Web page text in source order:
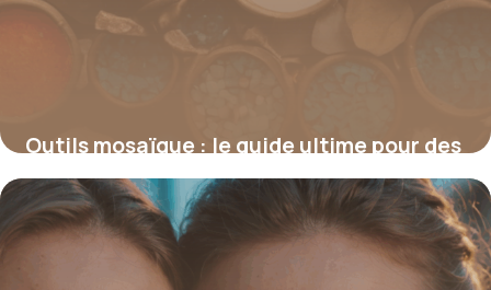
Outils mosaïque : le guide ultime pour des
créations originales et précises
19 juin 2026